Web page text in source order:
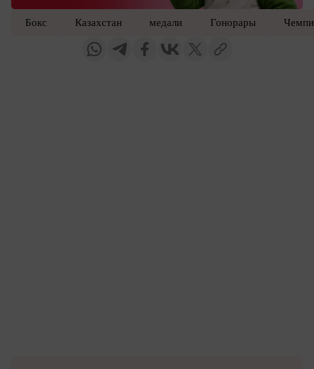
Бокс Казахстан медали Гонорары